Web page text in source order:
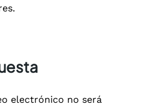
electrónico no será